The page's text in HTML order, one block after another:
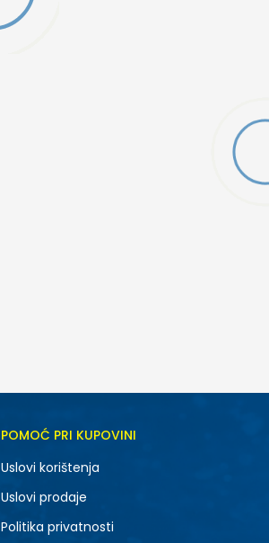
POMOĆ PRI KUPOVINI
Uslovi korištenja
Uslovi prodaje
Politika privatnosti